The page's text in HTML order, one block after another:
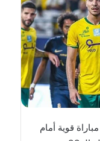
قوية أمام